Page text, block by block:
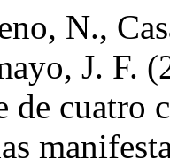
N.,
J. F.
de cuatro